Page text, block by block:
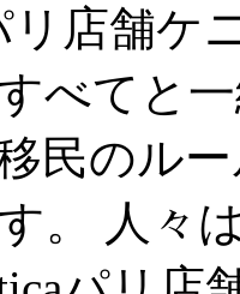
リ店舗ケ
べてと
民のル
。 人々